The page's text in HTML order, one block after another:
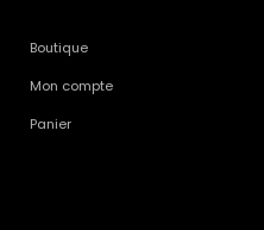
Boutique
Mon compte
Panier